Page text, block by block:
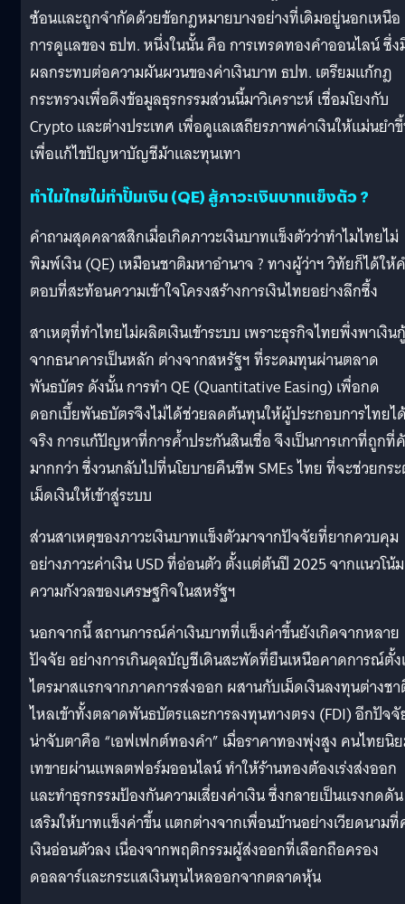
ซ้อนและถูกจำกัดด้วยข้อกฎหมายบางอย่างที่เดิมอยู่นอกเหนือ
การดูแลของ ธปท. หนึ่งในนั้น คือ การเทรดทองคำออนไลน์ ซึ่ง
ผลกระทบต่อความผันผวนของค่าเงินบาท ธปท. เตรียมแก้กฎ
กระทรวงเพื่อดึงข้อมูลธุรกรรมส่วนนี้มาวิเคราะห์ เชื่อมโยงกับ
Crypto และต่างประเทศ เพื่อดูแลเสถียรภาพค่าเงินให้แม่นยำ
เพื่อแก้ไขปัญหาบัญชีม้าและทุนเทา
ทำไมไทยไม่ทำปั๊มเงิน (QE) สู้ภาวะเงินบาทแข็งตัว ?
คำถามสุดคลาสสิกเมื่อเกิดภาวะเงินบาทแข็งตัวว่าทำไมไทยไม่
พิมพ์เงิน (QE) เหมือนชาติมหาอำนาจ ? ทางผู้ว่าฯ วิทัยก็ได้ให้
ตอบที่สะท้อนความเข้าใจโครงสร้างการเงินไทยอย่างลึกซึ้ง
สาเหตุที่ทำไทยไม่ผลิตเงินเข้าระบบ เพราะธุรกิจไทยพึ่งพาเงินกู้
จากธนาคารเป็นหลัก ต่างจากสหรัฐฯ ที่ระดมทุนผ่านตลาด
พันธบัตร ดังนั้น การทำ QE (Quantitative Easing) เพื่อกด
ดอกเบี้ยพันธบัตรจึงไม่ได้ช่วยลดต้นทุนให้ผู้ประกอบการไทยไ
จริง การแก้ปัญหาที่การค้ำประกันสินเชื่อ จึงเป็นการเกาที่ถูกที่
มากกว่า ซึ่งวนกลับไปที่นโยบายคืนชีพ SMEs ไทย ที่จะช่วยกร
เม็ดเงินให้เข้าสู่ระบบ
ส่วนสาเหตุของภาวะเงินบาทแข็งตัวมาจากปัจจัยที่ยากควบคุม
อย่างภาวะค่าเงิน USD ที่อ่อนตัว ตั้งแต่ต้นปี 2025 จากแนวโน้ม
ความกังวลของเศรษฐกิจในสหรัฐฯ
นอกจากนี้ สถานการณ์ค่าเงินบาทที่แข็งค่าขึ้นยังเกิดจากหลาย
ปัจจัย อย่างการเกินดุลบัญชีเดินสะพัดที่ยืนเหนือคาดการณ์ตั้
ไตรมาสแรกจากภาคการส่งออก ผสานกับเม็ดเงินลงทุนต่างช
ไหลเข้าทั้งตลาดพันธบัตรและการลงทุนทางตรง (FDI) อีกปัจ
น่าจับตาคือ “เอฟเฟกต์ทองคำ” เมื่อราคาทองพุ่งสูง คนไทยนิ
เทขายผ่านแพลตฟอร์มออนไลน์ ทำให้ร้านทองต้องเร่งส่งออก
และทำธุรกรรมป้องกันความเสี่ยงค่าเงิน ซึ่งกลายเป็นแรงกดดัน
เสริมให้บาทแข็งค่าขึ้น แตกต่างจากเพื่อนบ้านอย่างเวียดนามที่
เงินอ่อนตัวลง เนื่องจากพฤติกรรมผู้ส่งออกที่เลือกถือครอง
ดอลลาร์และกระแสเงินทุนไหลออกจากตลาดหุ้น